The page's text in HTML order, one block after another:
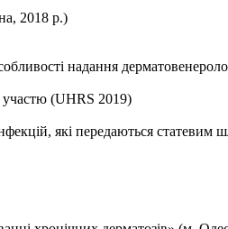
2018 р.)
надання
участю (UHRS 2019)
які передаються